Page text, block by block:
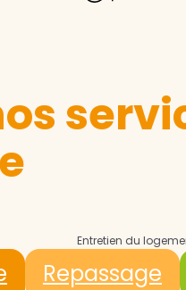
Entretien du
Repassage